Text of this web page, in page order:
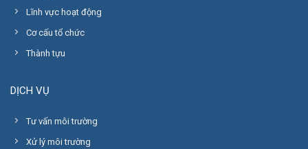
Lĩnh vực hoạt động
Cơ cấu tổ chức
Thành tựu
DỊCH VỤ
Tư vấn môi trường
Xử lý môi trường